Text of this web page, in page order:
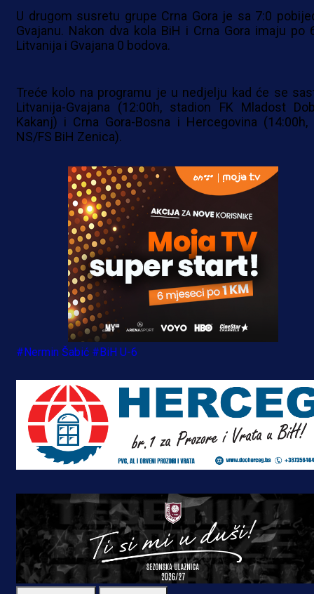
U drugom susretu grupe Crna Gora je sa 7:0
Gvajanu. Nakon dva kola BiH i Crna Gora imaju po
Litvanija i Gvajana 0 bodova.
Treće kolo na programu je u nedjelju kad će se
Litvanija-Gvajana (12:00h, stadion FK Mladost
Kakanj) i Crna Gora-Bosna i Hercegovina (14:00h,
NS/FS BiH Zenica).
#Nermin Šabić #BiH U-6